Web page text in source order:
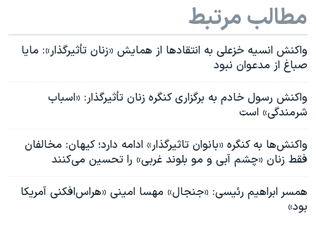
مطالب مرتبط
واکنش انسیه خزعلی به انتقادها از همایش «زنان تأثیرگذار»: مایا
صباغ از مدعوان نبود
واکنش رسول خادم به برگزاری کنگره زنان تأثیرگذار: «اسباب
شرمندگی» است
واکنش‌ها به کنگره «بانوان تاثیرگذار» ادامه دارد؛ کیهان: مخالفان
فقط زنان «چشم آبی و مو بلوند غربی» را تحسین می‌کنند
همسر ابراهیم رئیسی: «جنجال» مهسا امینی «هراس‌افکنی آمریکا
بود»